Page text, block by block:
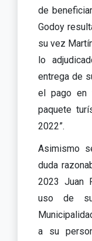
de
Godoy
su vez
lo
entrega de
el pago en
paquete
2022”.
Asimismo
duda
2023 Juan
uso de
a su